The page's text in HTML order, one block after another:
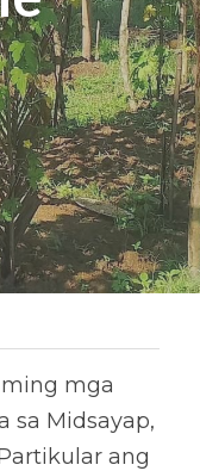
mga
sa Midsayap,
ang